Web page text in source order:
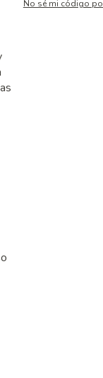
No sé mi código